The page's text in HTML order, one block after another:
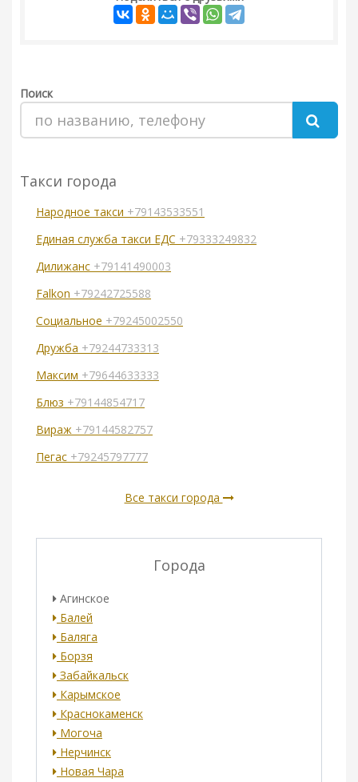
Поиск
Такси города
Народное такси +79143533551
Единая служба такси ЕДС +79333249832
Дилижанс +79141490003
Falkon +79242725588
Социальное +79245002550
Дружба +79244733313
Максим +79644633333
Блюз +79144854717
Вираж +79144582757
Пегас +79245797777
Все такси города
Города
Агинское
Балей
Баляга
Борзя
Забайкальск
Карымское
Краснокаменск
Могоча
Нерчинск
Новая Чара